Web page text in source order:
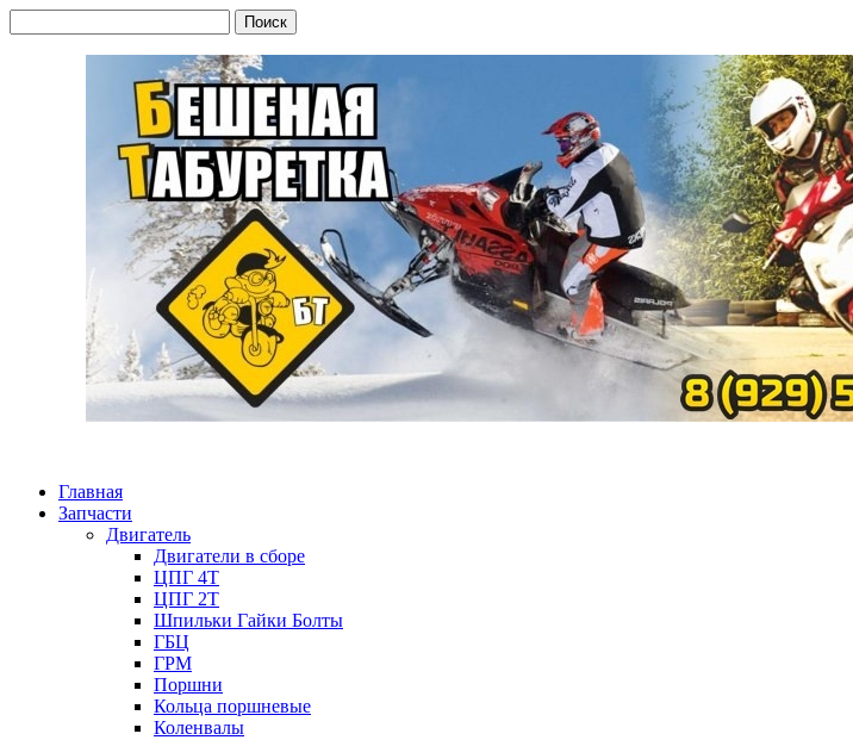
Главная
Запчасти
Двигатель
Двигатели в сборе
ЦПГ 4Т
ЦПГ 2Т
Шпильки Гайки Болты
ГБЦ
ГРМ
Поршни
Кольца поршневые
Коленвалы